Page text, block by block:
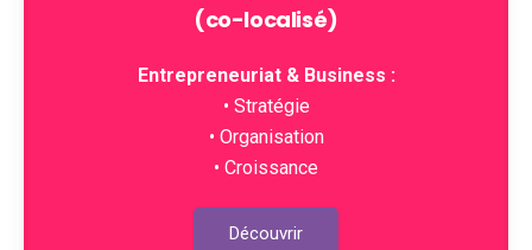
(co-localisé)
Entrepreneuriat & Business :
• Stratégie
• Organisation
• Croissance
Découvrir